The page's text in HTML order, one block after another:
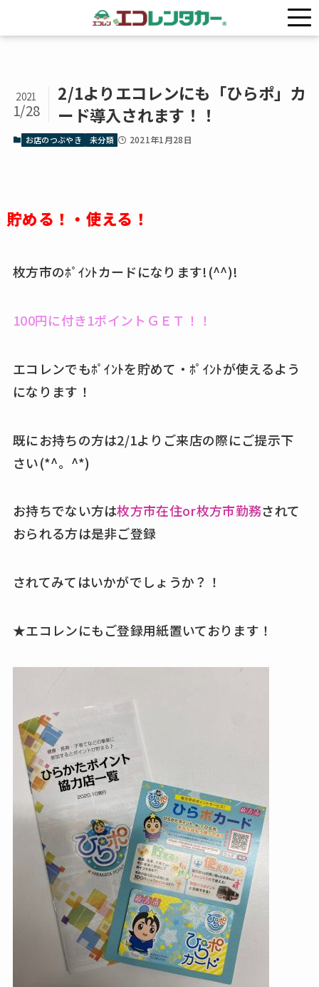
お店のつぶやき
2/1よりエコレンにも「ひらポ」カ
ード導入されます！！
2021
1/28
お店のつぶやき 未分類 2021年1月28日
貯める！・使える！
枚方市のﾎﾟｲﾝﾄカードになります!(^^)!
100円に付き1ポイントＧＥＴ！！
エコレンでもﾎﾟｲﾝﾄを貯めて・ﾎﾟｲﾝﾄが使えるよう
になります！
既にお持ちの方は2/1よりご来店の際にご提示下
さい(*^。^*)
お持ちでない方は枚方市在住or枚方市勤務されて
おられる方は是非ご登録
されてみてはいかがでしょうか？！
★エコレンにもご登録用紙置いております！